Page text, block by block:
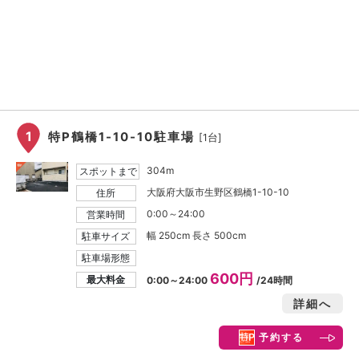
1 特P鶴橋1-10-10駐車場 [1台]
スポットまで
304m
住所
大阪府大阪市生野区鶴橋1-10-10
営業時間
0:00～24:00
駐車サイズ
幅 250cm 長さ 500cm
駐車場形態
最大料金
0:00～24:00600円 /24時間
詳細へ
予約する